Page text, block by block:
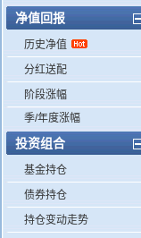
净值回报
历史净值
分红送配
阶段涨幅
季/年度涨幅
投资组合
基金持仓
债券持仓
持仓变动走势